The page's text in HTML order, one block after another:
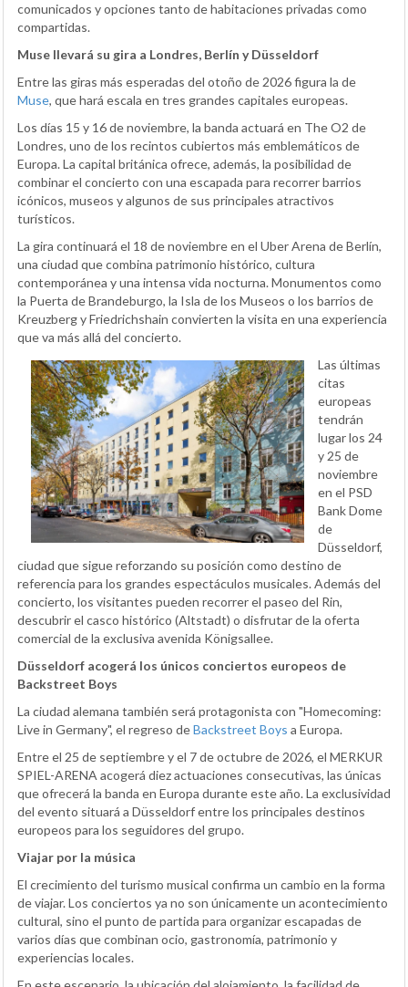
comunicados y opciones tanto de habitaciones privadas como
compartidas.
Muse llevará su gira a Londres, Berlín y Düsseldorf
Entre las giras más esperadas del otoño de 2026 figura la de
Muse, que hará escala en tres grandes capitales europeas.
Los días 15 y 16 de noviembre, la banda actuará en The O2 de
Londres, uno de los recintos cubiertos más emblemáticos de
Europa. La capital británica ofrece, además, la posibilidad de
combinar el concierto con una escapada para recorrer barrios
icónicos, museos y algunos de sus principales atractivos
turísticos.
La gira continuará el 18 de noviembre en el Uber Arena de Berlín,
una ciudad que combina patrimonio histórico, cultura
contemporánea y una intensa vida nocturna. Monumentos como
la Puerta de Brandeburgo, la Isla de los Museos o los barrios de
Kreuzberg y Friedrichshain convierten la visita en una experiencia
que va más allá del concierto.
Las últimas
citas
europeas
tendrán
lugar los 24
y 25 de
noviembre
en el PSD
Bank Dome
de
Düsseldorf,
ciudad que sigue reforzando su posición como destino de
referencia para los grandes espectáculos musicales. Además del
concierto, los visitantes pueden recorrer el paseo del Rin,
descubrir el casco histórico (Altstadt) o disfrutar de la oferta
comercial de la exclusiva avenida Königsallee.
Düsseldorf acogerá los únicos conciertos europeos de
Backstreet Boys
La ciudad alemana también será protagonista con "Homecoming:
Live in Germany", el regreso deBackstreet Boys a Europa.
Entre el 25 de septiembre y el 7 de octubre de 2026, el MERKUR
SPIEL-ARENA acogerá diez actuaciones consecutivas, las únicas
que ofrecerá la banda en Europa durante este año. La exclusividad
del evento situará a Düsseldorf entre los principales destinos
europeos para los seguidores del grupo.
Viajar por la música
El crecimiento del turismo musical confirma un cambio en la forma
de viajar. Los conciertos ya no son únicamente un acontecimiento
cultural, sino el punto de partida para organizar escapadas de
varios días que combinan ocio, gastronomía, patrimonio y
experiencias locales.